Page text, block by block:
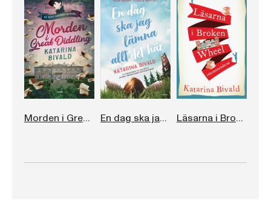
Morden i Great Diddling En dag ska jag lämna allt det här Läsarna i Broken Wheel rekommenderar